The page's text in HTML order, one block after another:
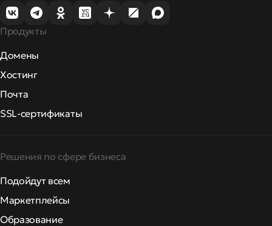
Продукты
Домены
Хостинг
Почта
SSL-сертификаты
Решения по сфере бизнеса
Подойдут всем
Маркетплейсы
Образование